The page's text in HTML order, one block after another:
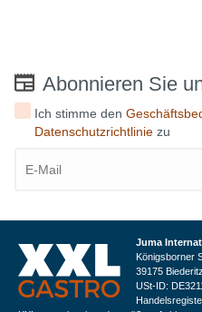
Abonnieren Sie
Ich stimme den
Datenschutzrichtlinie zu
Juma
Königsborner
39175
USt-ID: